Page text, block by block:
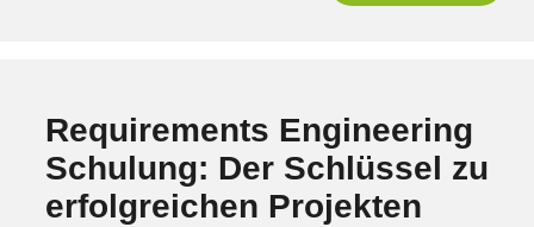
Requirements Engineering
Schulung: Der Schlüssel zu
erfolgreichen Projekten